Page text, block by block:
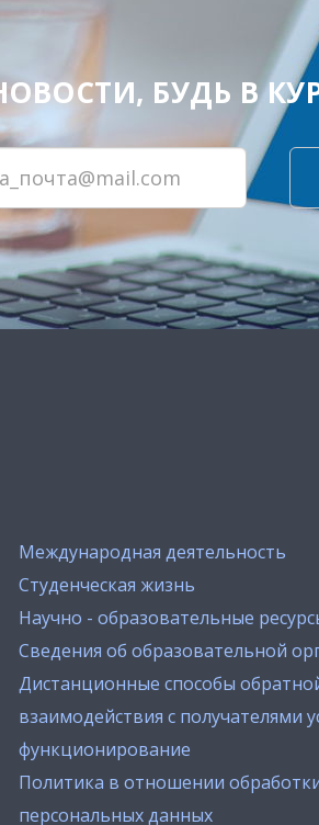
БУДЬ В
Международная деятельность
Студенческая жизнь
Научно - образовательные
Сведения об образовательной
Дистанционные способы
взаимодействия с получателями
функционирование
Политика в отношении
персональных данных